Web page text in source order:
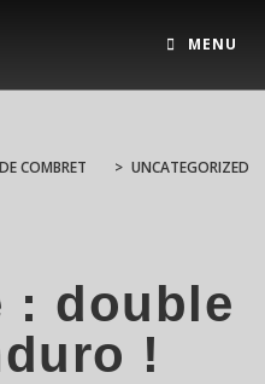
MENU
COMBRET > UNCATEGORIZED
: double
!